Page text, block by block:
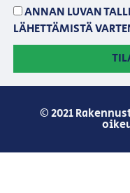
ANNAN LUVAN
LÄHETTÄMISTÄ
© 2021